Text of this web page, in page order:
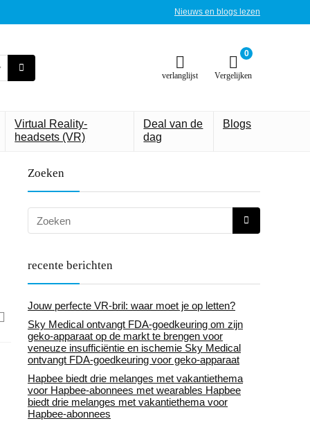
Nieuws en blogs lezen
verlanglijst
0
Vergelijken
Virtual Reality-
headsets (VR)
Deal van de
dag
Blogs
Zoeken
recente berichten
Jouw perfecte VR-bril: waar moet je op letten?
Sky Medical ontvangt FDA-goedkeuring om zijn
geko-apparaat op de markt te brengen voor
veneuze insufficiëntie en ischemie Sky Medical
ontvangt FDA-goedkeuring voor geko-apparaat
Hapbee biedt drie melanges met vakantiethema
voor Hapbee-abonnees met wearables Hapbee
biedt drie melanges met vakantiethema voor
Hapbee-abonnees